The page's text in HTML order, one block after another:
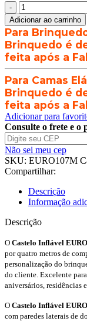
Castelo
Inflável
EURO
107
Médio
-
4m
x
4m
x
3,2m
quantidade
Adicionar ao carrinho
Para
Brinquedo é
feita após a
Para Camas
Brinquedo é
feita após a
Adicionar para
Consulte o frete e o
Não sei meu cep
SKU: EURO107M
Compartilhar:
Descrição
Informação
Descrição
O Castelo Inflável
por quatro metros de
personalização do
do cliente. Excelente
aniversários, residências
O Castelo Inflável
com paredes laterais de